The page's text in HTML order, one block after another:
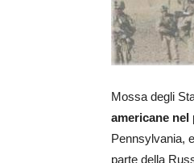
Mossa degli
americane nel
Pennsylvania,
parte della